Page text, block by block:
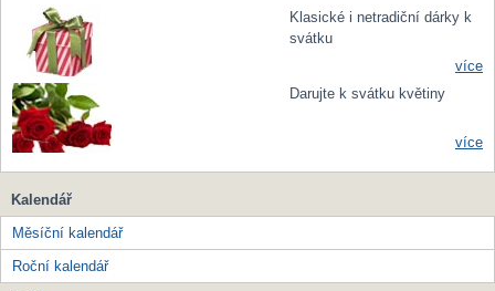
Klasické i netradiční dárky k
svátku
více
Darujte k svátku květiny
více
Kalendář
Měsíční kalendář
Roční kalendář